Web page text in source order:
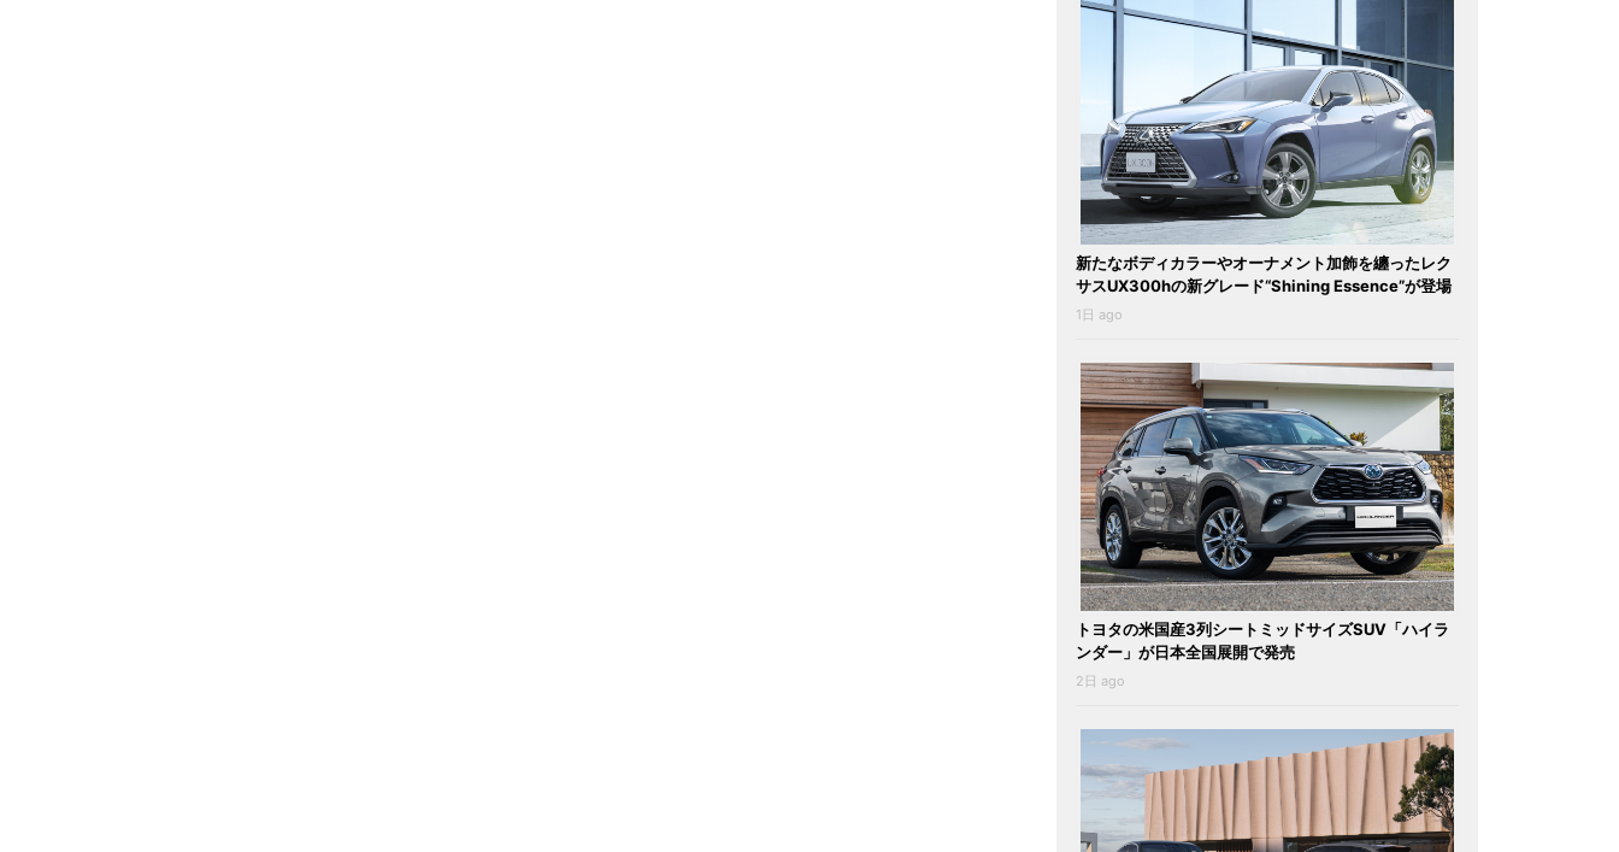
新たなボディカラーやオーナメント加飾を纏ったレク
サスUX300hの新グレード“Shining Essence”が登場
1日 ago
トヨタの米国産3列シートミッドサイズSUV「ハイラ
ンダー」が日本全国展開で発売
2日 ago